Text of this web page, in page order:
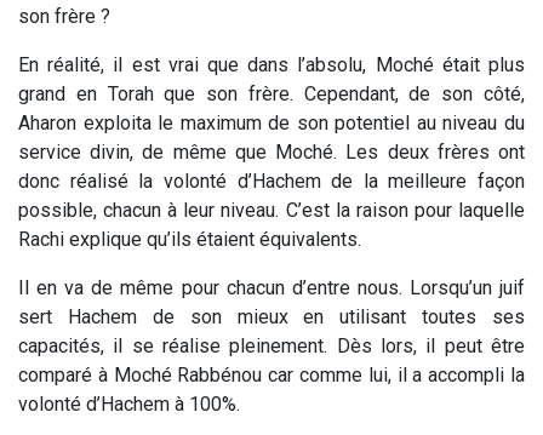
son frère ?
En réalité, il est vrai que dans l’absolu, Moché était plus
grand en Torah que son frère. Cependant, de son côté,
Aharon exploita le maximum de son potentiel au niveau du
service divin, de même que Moché. Les deux frères ont
donc réalisé la volonté d’Hachem de la meilleure façon
possible, chacun à leur niveau. C’est la raison pour laquelle
Rachi explique qu’ils étaient équivalents.
Il en va de même pour chacun d’entre nous. Lorsqu’un juif
sert Hachem de son mieux en utilisant toutes ses
capacités, il se réalise pleinement. Dès lors, il peut être
comparé à Moché Rabbénou car comme lui, il a accompli la
volonté d’Hachem à 100%.